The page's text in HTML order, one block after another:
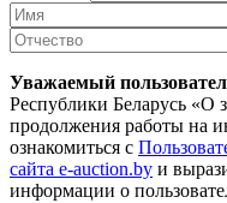
Уважаемый
Республики Беларусь «О
продолжения работы на
ознакомиться с
сайта e-auction.by и
информации о